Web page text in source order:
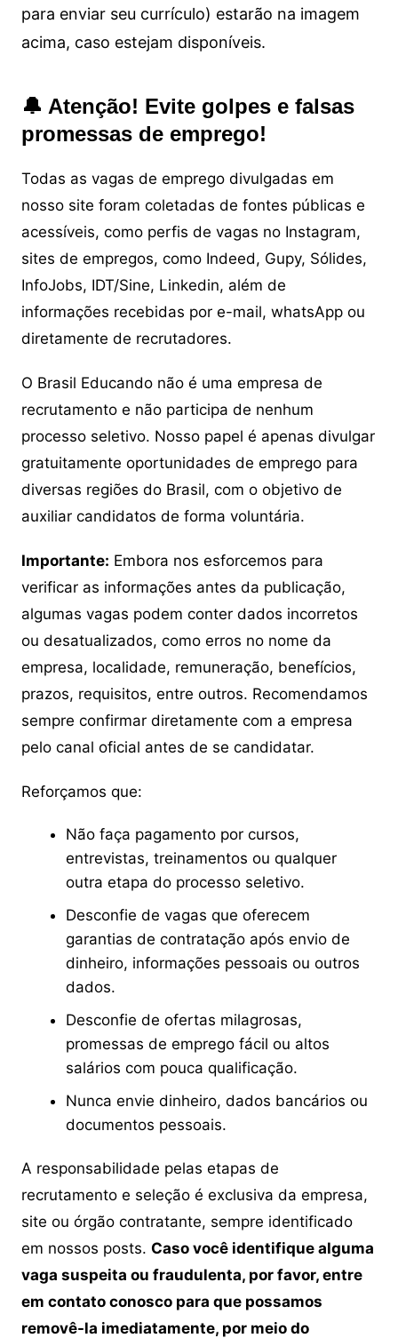
para enviar seu currículo) estarão na imagem
acima, caso estejam disponíveis.
🔔 Atenção! Evite golpes e falsas
promessas de emprego!
Todas as vagas de emprego divulgadas em
nosso site foram coletadas de fontes públicas e
acessíveis, como perfis de vagas no Instagram,
sites de empregos, como Indeed, Gupy, Sólides,
InfoJobs, IDT/Sine, Linkedin, além de
informações recebidas por e-mail, whatsApp ou
diretamente de recrutadores.
O Brasil Educando não é uma empresa de
recrutamento e não participa de nenhum
processo seletivo. Nosso papel é apenas divulgar
gratuitamente oportunidades de emprego para
diversas regiões do Brasil, com o objetivo de
auxiliar candidatos de forma voluntária.
Importante: Embora nos esforcemos para
verificar as informações antes da publicação,
algumas vagas podem conter dados incorretos
ou desatualizados, como erros no nome da
empresa, localidade, remuneração, benefícios,
prazos, requisitos, entre outros. Recomendamos
sempre confirmar diretamente com a empresa
pelo canal oficial antes de se candidatar.
Reforçamos que:
Não faça pagamento por cursos,
entrevistas, treinamentos ou qualquer
outra etapa do processo seletivo.
Desconfie de vagas que oferecem
garantias de contratação após envio de
dinheiro, informações pessoais ou outros
dados.
Desconfie de ofertas milagrosas,
promessas de emprego fácil ou altos
salários com pouca qualificação.
Nunca envie dinheiro, dados bancários ou
documentos pessoais.
A responsabilidade pelas etapas de
recrutamento e seleção é exclusiva da empresa,
site ou órgão contratante, sempre identificado
em nossos posts. Caso você identifique alguma
vaga suspeita ou fraudulenta, por favor, entre
em contato conosco para que possamos
removê-la imediatamente, por meio do